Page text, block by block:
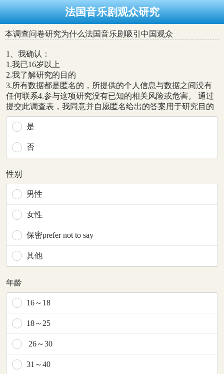
法国音乐剧观众研究
本调查问卷研究为什么法国音乐剧吸引中国观众
1、我确认：
1.我已16岁以上
2.我了解研究的目的
3.所有数据都是匿名的，所提供的个人信息与数据之间没有
任何联系4.参与这项研究没有已知的相关风险或危害。 通过
提交此调查表，我同意并自愿匿名给出的答案用于研究目的
是
否
性别
男性
女性
保密prefer not to say
其他
年龄
16～18
18～25
26～30
31～40